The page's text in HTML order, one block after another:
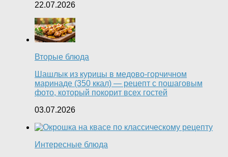
22.07.2026
Вторые блюда
Шашлык из курицы в медово-горчичном
маринаде (350 ккал) — рецепт с пошаговым
фото, который покорит всех гостей
03.07.2026
Интересные блюда